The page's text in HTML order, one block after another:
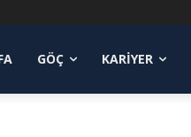
GÖÇ KARIYER